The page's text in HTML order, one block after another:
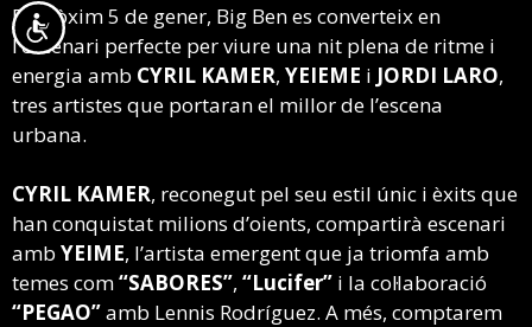
Accessibilitat
El pròxim 5 de gener, Big Ben es converteix en
l’escenari perfecte per viure una nit plena de ritme i
energia amb CYRIL KAMER, YEIEME i JORDI LARO,
tres artistes que portaran el millor de l’escena
urbana.
CYRIL KAMER, reconegut pel seu estil únic i èxits que
han conquistat milions d’oients, compartirà escenari
amb YEIME, l’artista emergent que ja triomfa amb
temes com“SABORES”, “Lucifer” i la col·laboració
“PEGAO”amb Lennis Rodríguez. A més, comptarem